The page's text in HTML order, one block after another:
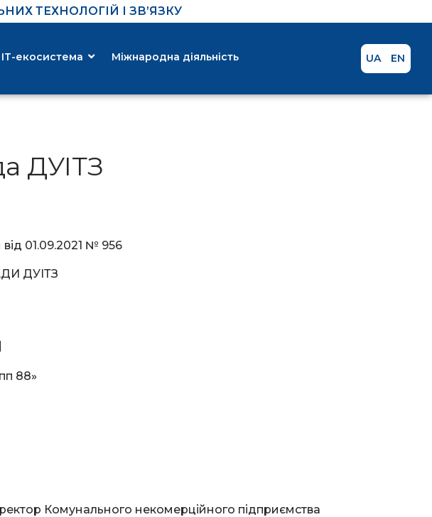
ТЕХНОЛОГІЙ І ЗВ’ЯЗКУ
ІТ-екосистема Міжнародна діяльність UA EN
ДУІТЗ
01.09.2021 № 956
ДУІТЗ
88»
Комунального некомерційного підприємства